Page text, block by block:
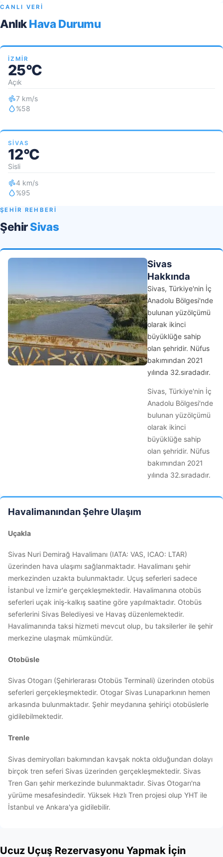
CANLI VERİ
AnlıkHava Durumu
İZMIR
25°C
Açık
7 km/s
%58
SIVAS
12°C
Sisli
4 km/s
%95
ŞEHİR REHBERİ
ŞehirSivas
Sivas
Hakkında
Sivas, Türkiye'nin İç
Anadolu Bölgesi'nde
bulunan yüzölçümü
olarak ikinci
büyüklüğe sahip
olan şehridir. Nüfus
bakımından 2021
yılında 32.sıradadır.
Sivas, Türkiye'nin İç
Anadolu Bölgesi'nde
bulunan yüzölçümü
olarak ikinci
büyüklüğe sahip
olan şehridir. Nüfus
bakımından 2021
yılında 32.sıradadır.
Havalimanından Şehre Ulaşım
Uçakla
Sivas Nuri Demirağ Havalimanı (IATA: VAS, ICAO: LTAR)
üzerinden hava ulaşımı sağlanmaktadır. Havalimanı şehir
merkezinden uzakta bulunmaktadır. Uçuş seferleri sadece
İstanbul ve İzmir'e gerçekleşmektedir. Havalimanına otobüs
seferleri uçak iniş-kalkış saatine göre yapılmaktadır. Otobüs
seferlerini Sivas Belediyesi ve Havaş düzenlemektedir.
Havalimanında taksi hizmeti mevcut olup, bu taksilerler ile şehir
merkezine ulaşmak mümkündür.
Otobüsle
Sivas Otogarı (Şehirlerarası Otobüs Terminali) üzerinden otobüs
seferleri gerçekleşmektedir. Otogar Sivas Lunaparkının hemen
arkasında bulunmaktadır. Şehir meydanına şehiriçi otobüslerle
gidilebilmektedir.
Trenle
Sivas demiryolları bakımından kavşak nokta olduğundan dolayı
birçok tren seferi Sivas üzerinden gerçekleşmektedir. Sivas
Tren Garı şehir merkezinde bulunmaktadır. Sivas Otogarı'na
yürüme mesafesindedir. Yüksek Hızlı Tren projesi olup YHT ile
İstanbul ve Ankara'ya gidilebilir.
Ucuz Uçuş Rezervasyonu Yapmak İçin